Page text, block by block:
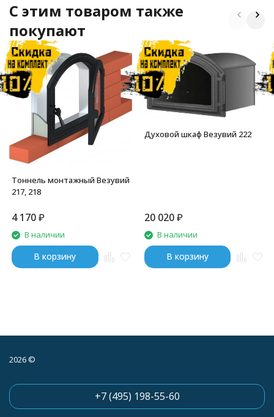
C этим товаром также
покупают
Тоннель монтажный Везувий
217, 218
4 170₽
В наличии
В корзину
Духовой шкаф Везувий 222
20 020 ₽
В наличии
В корзину
2026 ©
+7 (495) 198-55-60